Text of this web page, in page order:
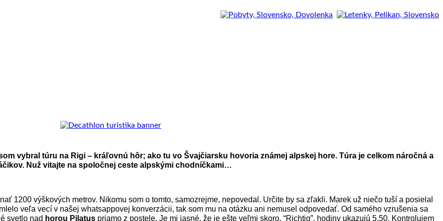
vybral túru na Rigi – kráľovnú hôr; ako tu vo Švajčiarsku hovoria známej alpskej hore. Túra je celkom náročná a
Nuž vitajte na spoločnej ceste alpskými chodníčkami…
1200 výškových metrov. Nikomu som o tomto, samozrejme, nepovedal. Určite by sa zľakli. Marek už niečo tuší a posielal
veľa vecí v našej whatsappovej konverzácii, tak som mu na otázku ani nemusel odpovedať. Od samého vzrušenia sa
svetlo nad horou Pilatus priamo z postele. Je mi jasné, že je ešte veľmi skoro. “Richtig”, hodiny ukazujú 5,50. Kontrolujem